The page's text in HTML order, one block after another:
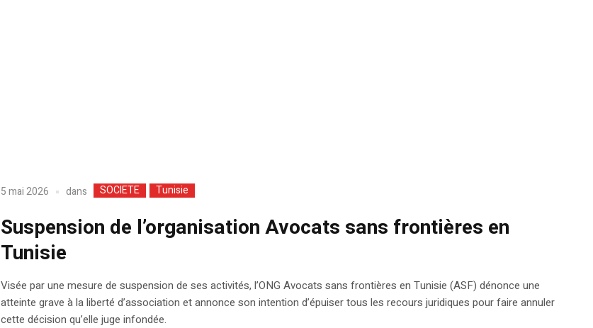
5 mai 2026 dans SOCIETE Tunisie
Suspension de l’organisation Avocats sans frontières en
Tunisie
Visée par une mesure de suspension de ses activités, l’ONG Avocats sans frontières en Tunisie (ASF) dénonce une
atteinte grave à la liberté d’association et annonce son intention d’épuiser tous les recours juridiques pour faire annuler
cette décision qu’elle juge infondée.